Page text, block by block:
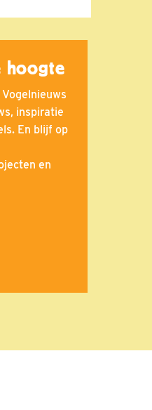
hoogte
inspiratie
En blijf op
en